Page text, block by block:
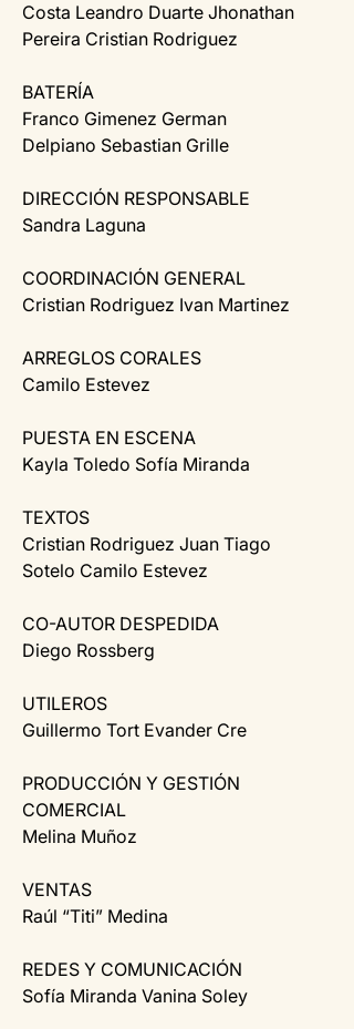
Costa Leandro Duarte Jhonathan
Pereira Cristian Rodriguez
BATERÍA
Franco Gimenez German
Delpiano Sebastian Grille
DIRECCIÓN RESPONSABLE
Sandra Laguna
COORDINACIÓN GENERAL
Cristian Rodriguez Ivan Martinez
ARREGLOS CORALES
Camilo Estevez
PUESTA EN ESCENA
Kayla Toledo Sofía Miranda
TEXTOS
Cristian Rodriguez Juan Tiago
Sotelo Camilo Estevez
CO-AUTOR DESPEDIDA
Diego Rossberg
UTILEROS
Guillermo Tort Evander Cre
PRODUCCIÓN Y GESTIÓN
COMERCIAL
Melina Muñoz
VENTAS
Raúl “Titi” Medina
REDES Y COMUNICACIÓN
Sofía Miranda Vanina Soley